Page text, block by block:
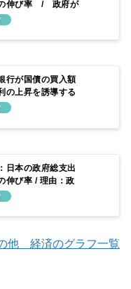
の伸び率 / 政府が
に消費税を上げ続
行が国債の買入額
の上昇を誘導する
日本の政府総支出
伸び率 / 理由：政
なかったため
他 経済のグラフ一覧